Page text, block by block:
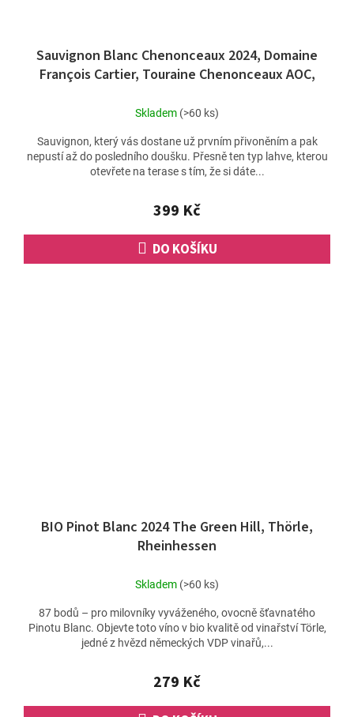
Sauvignon Blanc Chenonceaux 2024, Domaine
François Cartier, Touraine Chenonceaux AOC,
Skladem (>60 ks)
399 Kč
DO KOŠÍKU
Sauvignon, který vás dostane už prvním přivoněním a pak
nepustí až do posledního doušku. Přesně ten typ lahve, kterou
otevřete na terase s tím, že si dáte...
BIO Pinot Blanc 2024 The Green Hill, Thörle,
Rheinhessen
Skladem (>60 ks)
279 Kč
87 bodů – pro milovníky vyváženého, ovocně šťavnatého
Pinotu Blanc. Objevte toto víno v bio kvalitě od vinařství Törle,
jedné z hvězd německých VDP vinařů,...